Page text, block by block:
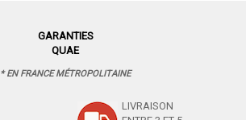
GARANTIES
QUAE
* EN FRANCE MÉTROPOLITAINE
LIVRAISON